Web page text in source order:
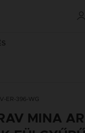
ER-396-WG
MINA